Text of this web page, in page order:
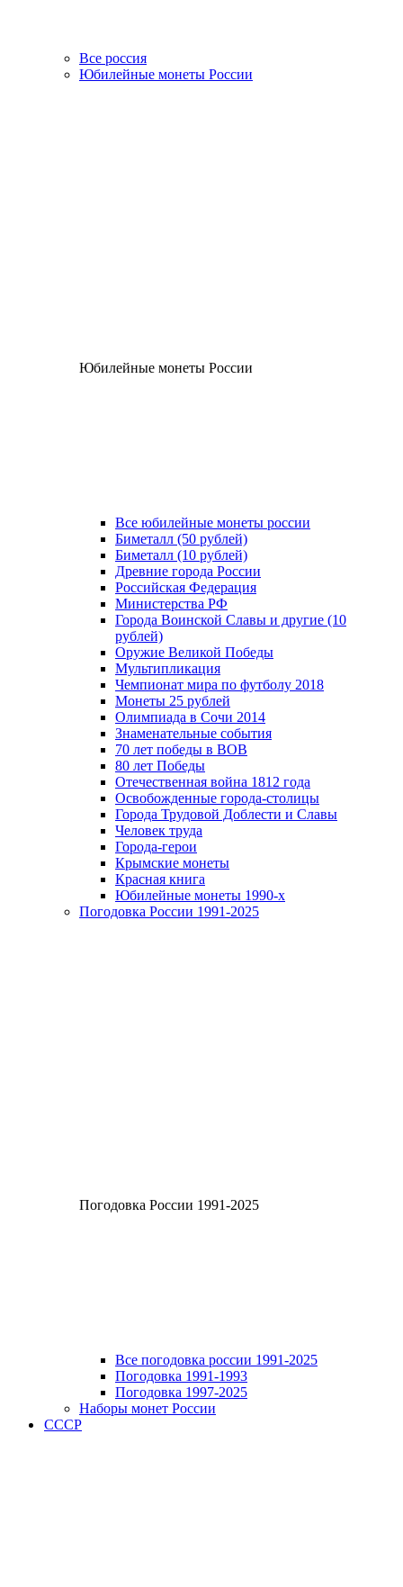
Все россия
Юбилейные монеты России
Юбилейные монеты России
Все юбилейные монеты россии
Биметалл (50 рублей)
Биметалл (10 рублей)
Древние города России
Российская Федерация
Министерства РФ
Города Воинской Славы и другие (10
рублей)
Оружие Великой Победы
Мультипликация
Чемпионат мира по футболу 2018
Монеты 25 рублей
Олимпиада в Сочи 2014
Знаменательные события
70 лет победы в ВОВ
80 лет Победы
Отечественная война 1812 года
Освобожденные города-столицы
Города Трудовой Доблести и Славы
Человек труда
Города-герои
Крымские монеты
Красная книга
Юбилейные монеты 1990-х
Погодовка России 1991-2025
Погодовка России 1991-2025
Все погодовка россии 1991-2025
Погодовка 1991-1993
Погодовка 1997-2025
Наборы монет России
СССР